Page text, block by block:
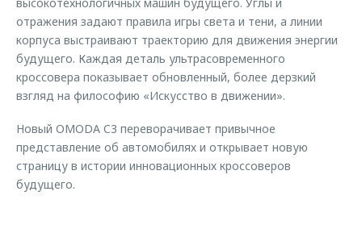
отражения задают правила игры света и тени, а линии
корпуса выстраивают траекторию для движения энергии
будущего. Каждая деталь ультрасовременного
кроссовера показывает обновленный, более дерзкий
взгляд на философию «Искусство в движении».
Новый OMODA C3 переворачивает привычное
представление об автомобилях и открывает новую
страницу в истории инновационных кроссоверов
будущего.